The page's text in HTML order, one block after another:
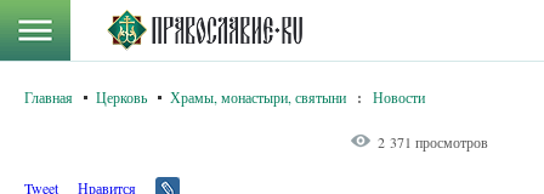
Главная Церковь Храмы, монастыри, святыни : Новости
2 371 просмотров
Tweet Нравится